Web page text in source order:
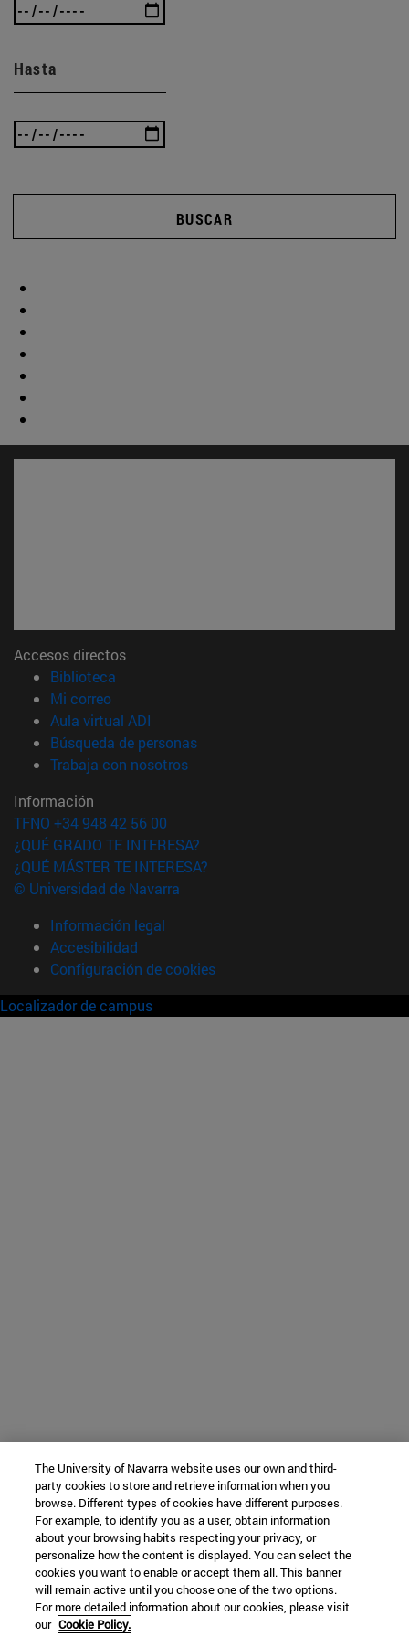
Hasta
BUSCAR
Accesos directos
Biblioteca
Mi correo(abre en nueva ventana)
Aula virtual ADI
Búsqueda de personas(abre en nueva ventana)
Trabaja con nosotros(abre en nueva ventana)
Información
TFNO +34 948 42 56 00
¿QUÉ GRADO TE INTERESA?
¿QUÉ MÁSTER TE INTERESA?
© Universidad de Navarra
Información legal
Accesibilidad
Configuración de cookies
Localizador de campus
The University of Navarra website uses our own and third-
party cookies to store and retrieve information when you
browse. Different types of cookies have different purposes.
For example, to identify you as a user, obtain information
about your browsing habits respecting your privacy, or
personalize how the content is displayed. You can select the
cookies you want to enable or accept them all. This banner
will remain active until you choose one of the two options.
For more detailed information about our cookies, please visit
our Cookie Policy.